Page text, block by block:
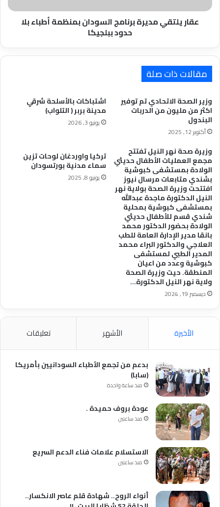
حدود
ببلجيكاعقار يلتقي مديرة برنامج السودان بمنظمة أطباء بلا
حدود ببلجيكا
مقالات ذات صلة
وزير الصحة الاتحادي تم توفير
اكثر من مليون من الدربات
البندول
أكتوبر 12, 2025
اشتباكات بالأسلحة شرقي
مدينة بربر ( التلواب)
يونيو 3, 2026
وزيرة صحة نهر النيل تفتتح
مجمع العمليات الأطفال حديثي
الولادة بمستشفى كبوشية
بشندي متابعات مرسال نيوز
افتتحت وزيرة الصحة بولاية نهر
النيل الدكتورة ماجدة عبدالله
بمستشفى كبوشية بمحلية
شندي قسم للأطفال حديثي
الولادة بحضور الدكتور محمد
بانقا مدير الإدارة العامة للطب
العلاجي والدكتور البراء محمد
المدير الطبي لمستشفى
كبوشية وعدد من اعيان
المنطقة. حيت وزيرة الصحة
ولاية نهر النيل الدكتورة…
ديسمبر 19, 2024
تركيا واوردغان لوحات تزين
سماء مدنية بورتسودان
يونيو 8, 2025
الأخيرة الأشهر تعليقات
بدعم من تجمع الأطباء السودانيين بأمريكا
(سابا)
منذ ساعة واحدة
عودة بروف حميدة .
منذ ساعتين
الاستسلام علامات فناء الدعم السريع
منذ ساعتين
أنواء الروح.. شهادة قلم عاصر الانكسار..